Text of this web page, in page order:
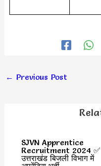
← Previous Post
SJVN Apprentice
Recruitment 2024 ✅
उत्तराखंड बिजली विभाग में